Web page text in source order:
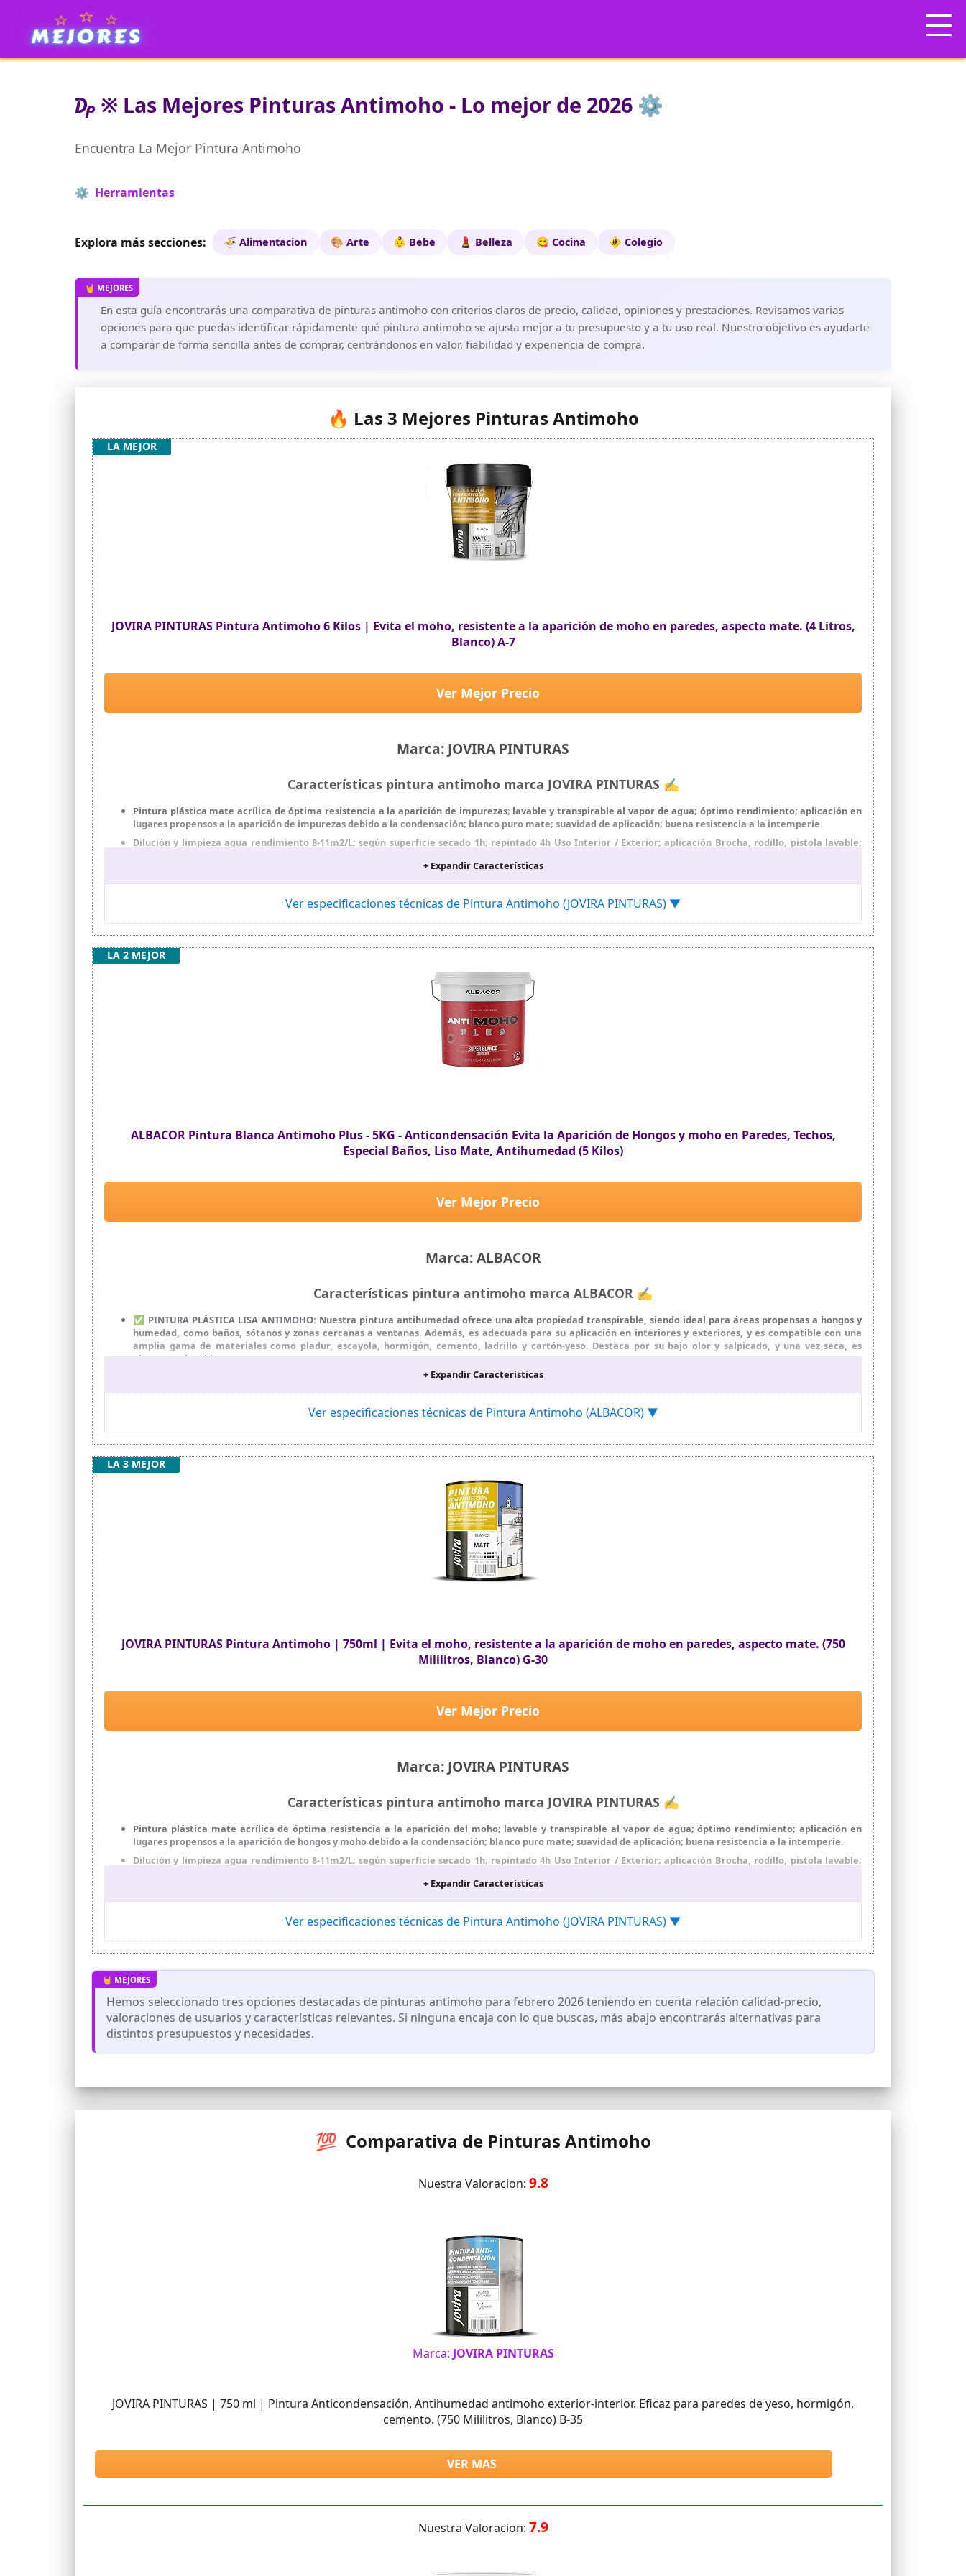
₯ ※ Las Mejores Pinturas Antimoho - Lo mejor de 2026 ⚙️
Encuentra La Mejor Pintura Antimoho
⚙️ Herramientas
Explora más secciones: 🍜 Alimentacion 🎨 Arte 👶 Bebe 💄 Belleza 😋 Cocina 🚸 Colegio
En esta guía encontrarás una comparativa de pinturas antimoho con criterios claros de precio, calidad, opiniones y prestaciones. Revisamos varias
opciones para que puedas identificar rápidamente qué pintura antimoho se ajusta mejor a tu presupuesto y a tu uso real. Nuestro objetivo es ayudarte
a comparar de forma sencilla antes de comprar, centrándonos en valor, fiabilidad y experiencia de compra.
🔥 Las 3 Mejores Pinturas Antimoho
JOVIRA PINTURAS Pintura Antimoho 6 Kilos | Evita el moho, resistente a la aparición de moho en paredes, aspecto mate. (4 Litros,
Blanco) A-7
Marca: JOVIRA PINTURAS
Ver Mejor Precio
LA MEJOR
Características pintura antimoho marca JOVIRA PINTURAS ✍
Pintura plástica mate acrílica de óptima resistencia a la aparición de impurezas; lavable y transpirable al vapor de agua; óptimo rendimiento; aplicación en
lugares propensos a la aparición de impurezas debido a la condensación; blanco puro mate; suavidad de aplicación; buena resistencia a la intemperie.
Dilución y limpieza agua rendimiento 8-11m2/L; según superficie secado 1h; repintado 4h Uso Interior / Exterior; aplicación Brocha, rodillo, pistola lavable;
MODO DE EMPLEO 1; diluye con agua al 5% y mezcla bien el producto antes de su utilización; en superficies muy porosas diluye la primera capa al 10-20%. 2;
elimina la pintura vieja y con mala adherencia de la superficie a tratar. 3; limpia la superficie eliminando polvo y resto de suciedad. 4; en superficies débiles o
pulverulentas, imprima con Fijador al Agua ref. 3332 antes de pintar.
+ Expandir Características
Ver especificaciones técnicas de Pintura Antimoho (JOVIRA PINTURAS) ▼
ALBACOR Pintura Blanca Antimoho Plus - 5KG - Anticondensación Evita la Aparición de Hongos y moho en Paredes, Techos,
Especial Baños, Liso Mate, Antihumedad (5 Kilos)
Marca: ALBACOR
Ver Mejor Precio
LA 2 MEJOR
Características pintura antimoho marca ALBACOR ✍
✅ PINTURA PLÁSTICA LISA ANTIMOHO: Nuestra pintura antihumedad ofrece una alta propiedad transpirable, siendo ideal para áreas propensas a hongos y
humedad, como baños, sótanos y zonas cercanas a ventanas. Además, es adecuada para su aplicación en interiores y exteriores, y es compatible con una
amplia gama de materiales como pladur, escayola, hormigón, cemento, ladrillo y cartón-yeso. Destaca por su bajo olor y salpicado, y una vez seca, es
altamente lavable.
✅ FÁCIL APLICACIÓN: Nuestra pintura, tanto para profesionales como para uso particular, se aplica fácilmente con rodillo, brocha o pistola. Se recomienda
diluir en agua un 10-15% para la primera capa, y aplicar una segunda capa pura o diluida en un 5% de agua. Con un rendimiento óptimo de 8-9 m²/L,
✅ RESISTENCIA A LA INTEMPERIE: Disfruta de superficies pintadas al aire libre durante mucho tiempo gracias a nuestra pintura que ofrece una protección
duradera contra la lluvia, la luz solar y otras condiciones climáticas adversas.
✅ COBERTURA UNIFORME: El blanco es el color más popular para paredes y techos interiores. Nuestra pintura de pared blanca de alta calidad proporciona un
acabado mate sin rayas, lo que ahorra tiempo y problemas al garantizar una cobertura uniforme y de calidad.
✅ CALIDAD GARANTIZADA: ALBACOR, fabricado en España, se somete a rigurosos controles de calidad y ofrece un equilibrio excepcional de pigmentos y
cargas. Nuestros productos están respaldados por una gran calidad y una garantía confiable para nuestros clientes.
+ Expandir Características
Ver especificaciones técnicas de Pintura Antimoho (ALBACOR) ▼
JOVIRA PINTURAS Pintura Antimoho | 750ml | Evita el moho, resistente a la aparición de moho en paredes, aspecto mate. (750
Mililitros, Blanco) G-30
Marca: JOVIRA PINTURAS
Ver Mejor Precio
LA 3 MEJOR
Características pintura antimoho marca JOVIRA PINTURAS ✍
Pintura plástica mate acrílica de óptima resistencia a la aparición del moho; lavable y transpirable al vapor de agua; óptimo rendimiento; aplicación en
lugares propensos a la aparición de hongos y moho debido a la condensación; blanco puro mate; suavidad de aplicación; buena resistencia a la intemperie.
Dilución y limpieza agua rendimiento 8-11m2/L; según superficie secado 1h; repintado 4h Uso Interior / Exterior; aplicación Brocha, rodillo, pistola lavable;
MODO DE EMPLEO 1; diluye con agua al 5% y mezcla bien el producto antes de su utilización; en superficies muy porosas diluye la primera capa al 10-20%. 2;
elimina la pintura vieja y con mala adherencia de la superficie a tratar. 3; limpia la superficie eliminando polvo, moho y resto de suciedad. 4; en superficies
débiles o pulverulentas, imprima con Fijador al Agua ref. 3332 antes de pintar.
Dependiendo de la resolución, brillo, calibración y tipo de pantalla utilizada (ordenador, móvil, tablet), los colores pueden presentar ligeras variaciones
respecto al tono real.
+ Expandir Características
Ver especificaciones técnicas de Pintura Antimoho (JOVIRA PINTURAS) ▼
Hemos seleccionado tres opciones destacadas de pinturas antimoho para febrero 2026 teniendo en cuenta relación calidad-precio,
valoraciones de usuarios y características relevantes. Si ninguna encaja con lo que buscas, más abajo encontrarás alternativas para
distintos presupuestos y necesidades.
💯 Comparativa de Pinturas Antimoho
Nuestra Valoracion: 9.8
Marca: JOVIRA PINTURAS
JOVIRA PINTURAS | 750 ml | Pintura Anticondensación, Antihumedad antimoho exterior-interior. Eficaz para paredes de yeso, hormigón,
cemento. (750 Mililitros, Blanco) B-35
VER MAS
Nuestra Valoracion: 7.9